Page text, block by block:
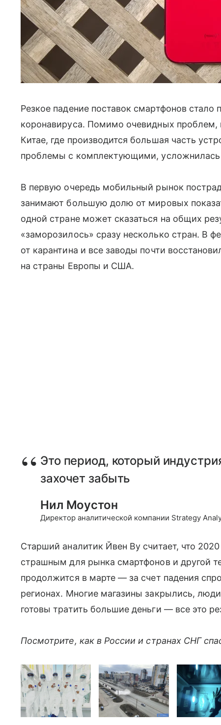
Резкое падение поставок смартфонов
коронавируса. Помимо очевидных проблем,
Китае, где производится большая часть
проблемы с комплектующими, усложнилась
В первую очередь мобильный рынок
занимают большую долю от мировых
одной стране может сказаться на общих
«заморозилось» сразу несколько стран. В
от карантина и все заводы почти
на страны Европы и США.
Это период, который
захочет забыть
Нил Моустон
Директор аналитической компании Strategy
Старший аналитик Йвен Ву считает, что
страшным для рынка смартфонов и другой
продолжится в марте — за счет падения
регионах. Многие магазины закрылись,
готовы тратить большие деньги — все это
Посмотрите, как в России и странах СНГ